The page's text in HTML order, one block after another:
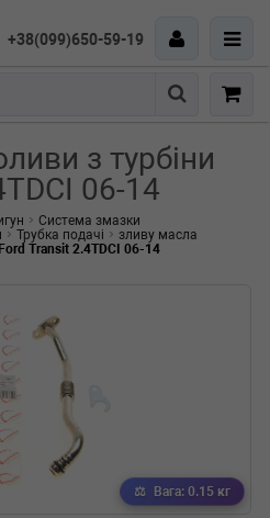
+38(099)650-59-19
Пошук
з турбіни
06-14
Система змазки
Трубка подачі
зливу масла
Transit 2.4TDCI 06-14
Вага: 0.15 кг